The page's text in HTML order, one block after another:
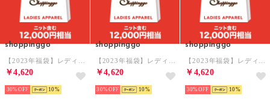
shoppinggo
￥4,620
30% 10
shoppinggo
￥4,620
30% 10
shoppinggo
￥4,620
30% 10